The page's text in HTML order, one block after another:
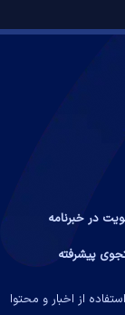
در خبرنامه
پیشرفته
از اخبار و محتوا